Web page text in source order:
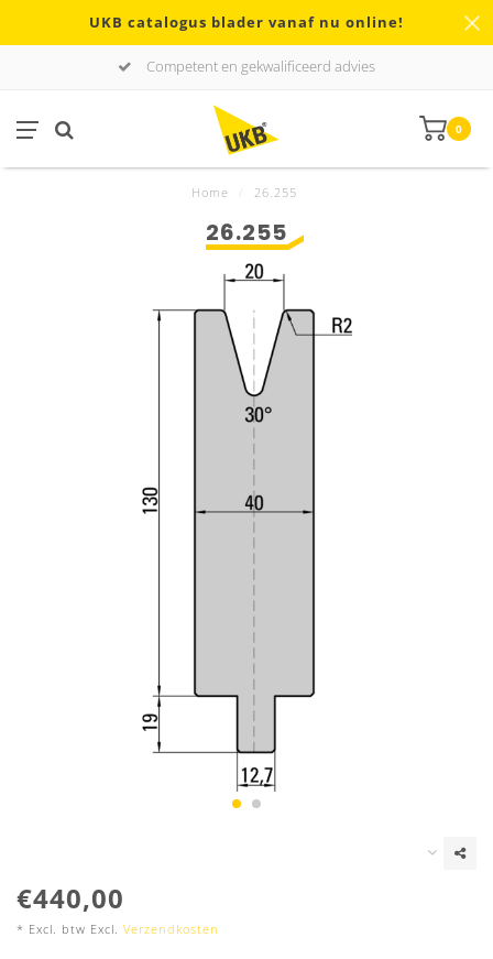
UKB catalogus blader vanaf nu online!
Competent en gekwalificeerd advies
0
Home 26.255
26.255
€440,00
* Excl. btw Excl. Verzendkosten